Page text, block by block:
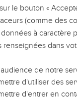
LES VOTRES ?
leur impact, leur
qu'ils ont
et responsables
avec plus de
ministère, une
le bouton «
(comme des
à caractère
renseignées dans
de notre
d'utiliser des
d'entrer en